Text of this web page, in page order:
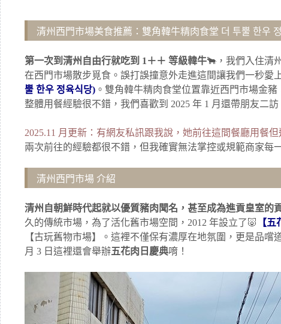
清州西門市場美食推薦：雙角韓牛精肉食堂 더 투뿔 한우
第一次到清州自由行就吃到 1＋＋ 等級韓牛🐂，我們入住清
在西門市場散步覓食。誤打誤撞意外走進這間讓我們一秒愛
뿔 한우 정육식당) 。雙角韓牛精肉食堂位置靠近西門市場金
整體用餐經驗很不錯，我們喜歡到 2025 年 1 月還帶朋友二訪
2025.11 月更新：有網友私訊跟我說，她前往這間餐廳用餐但
兩次前往的經驗都很不錯，但我確實無法掌控或規範商家每
清州西門市場 介紹
清州自朝鮮時代起就以優質豬肉聞名，甚至成為進貢皇室的
久的傳統市場，為了活化舊市場空間，2012 年設立了🐷
【五
【古玩舊物市場】。這裡不僅保有濃厚在地氛圍，更是品嚐
月 3 日這裡還會舉辦五花肉日慶典唷！